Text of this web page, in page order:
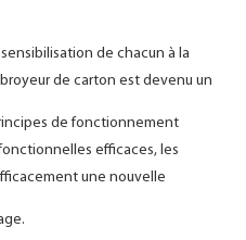
de chacun à la
de carton est devenu un
de fonctionnement
efficaces, les
une nouvelle